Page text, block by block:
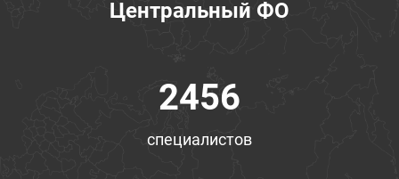
Центральный ФО
2456
специалистов